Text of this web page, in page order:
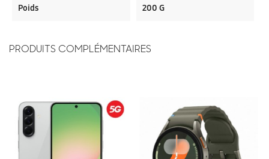
Poids 200 G
PRODUITS COMPLÉMENTAIRES